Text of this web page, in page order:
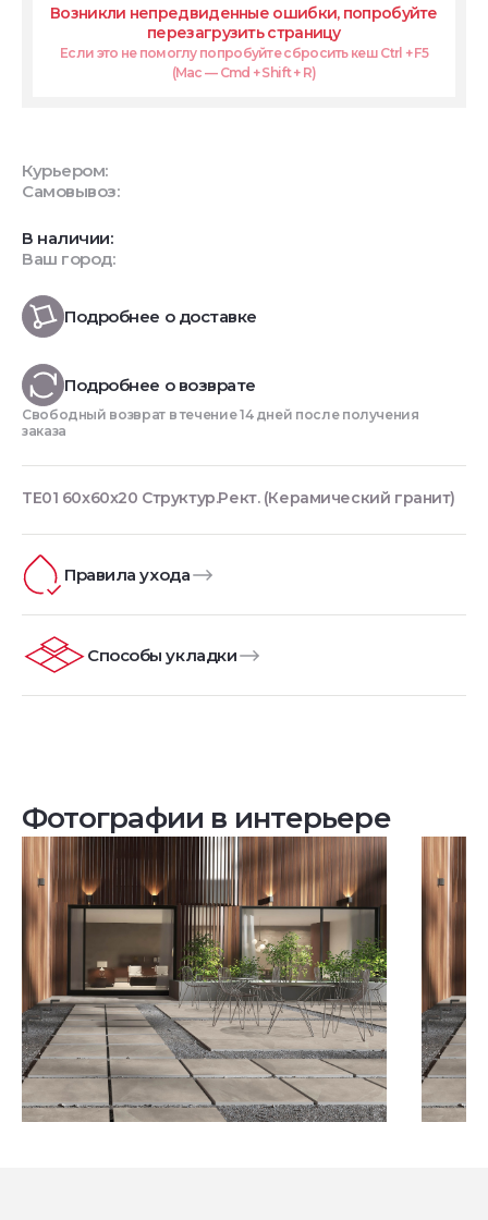
Возникли непредвиденные ошибки, попробуйте
перезагрузить страницу
Если это не помоглу попробуйте сбросить кеш Ctrl + F5
(Mac — Cmd + Shift + R)
Курьером:
Самовывоз:
В наличии:
Ваш город:
Подробнее о доставке
Подробнее о возврате
Свободный возврат в течение 14 дней после получения
заказа
TE01 60x60x20 Структур.Рект. (Керамический гранит)
Правила ухода
Способы укладки
Фотографии в интерьере
Посмотреть все проекты